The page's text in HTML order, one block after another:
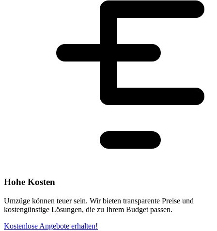
Hohe Kosten
Umzüge können teuer sein. Wir bieten transparente Preise und
kostengünstige Lösungen, die zu Ihrem Budget passen.
Kostenlose Angebote erhalten!